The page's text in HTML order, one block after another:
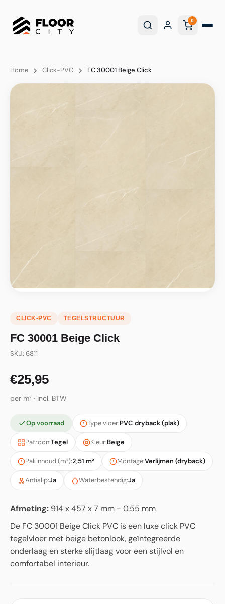
0
Home Click-PVC FC 30001 Beige Click
CLICK-PVC TEGELSTRUCTUUR
FC 30001 Beige Click
SKU: 6811
€25,95
per m² · incl. BTW
Op voorraad Type vloer:PVC dryback (plak)
Patroon:Tegel Kleur:Beige
Pakinhoud (m²):2,51 m² Montage:Verlijmen (dryback)
Antislip:Ja Waterbestendig:Ja
Afmeting: 914 x 457 x 7 mm - 0.55 mm
De FC 30001 Beige Click PVC is een luxe click PVC
tegelvloer met beige betonlook, geïntegreerde
onderlaag en sterke slijtlaag voor een stijlvol en
comfortabel interieur.